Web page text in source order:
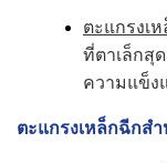
ตะแกรงเ
ที่ตาเล็กสุ
ความแข็ง
ตะแกรงเหล็กฉีกส